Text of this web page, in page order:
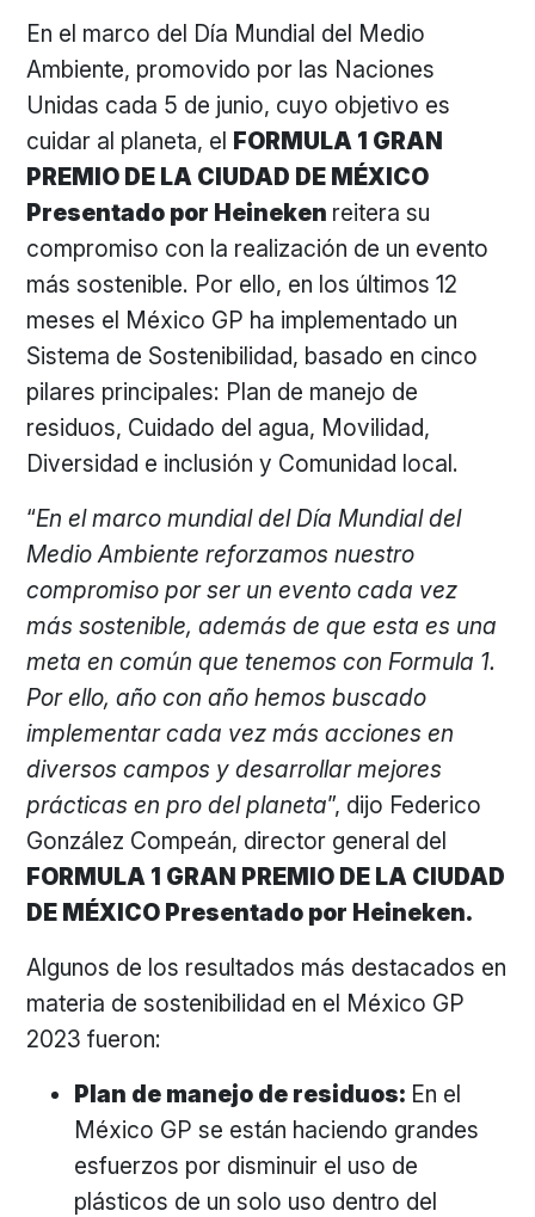
En el marco del Día Mundial del Medio
Ambiente, promovido por las Naciones
Unidas cada 5 de junio, cuyo objetivo es
cuidar al planeta, el FORMULA 1 GRAN
PREMIO DE LA CIUDAD DE MÉXICO
Presentado por Heineken reitera su
compromiso con la realización de un evento
más sostenible. Por ello, en los últimos 12
meses el México GP ha implementado un
Sistema de Sostenibilidad, basado en cinco
pilares principales: Plan de manejo de
residuos, Cuidado del agua, Movilidad,
Diversidad e inclusión y Comunidad local.
“En el marco mundial del Día Mundial del
Medio Ambiente reforzamos nuestro
compromiso por ser un evento cada vez
más sostenible, además de que esta es una
meta en común que tenemos con Formula 1.
Por ello, año con año hemos buscado
implementar cada vez más acciones en
diversos campos y desarrollar mejores
prácticas en pro del planeta”, dijo Federico
González Compeán, director general del
FORMULA 1 GRAN PREMIO DE LA CIUDAD
DE MÉXICO Presentado por Heineken.
Algunos de los resultados más destacados en
materia de sostenibilidad en el México GP
2023 fueron:
Plan de manejo de residuos: En el
México GP se están haciendo grandes
esfuerzos por disminuir el uso de
plásticos de un solo uso dentro del